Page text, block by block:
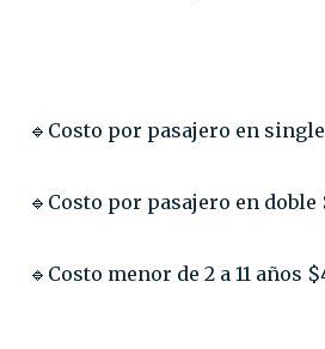
🔹Costo por pasajero en
🔹Costo por pasajero en doble
🔹Costo menor de 2 a 11 años